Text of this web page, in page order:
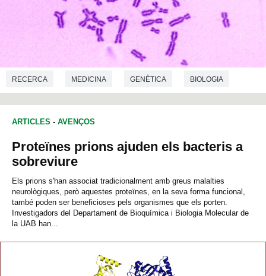
RECERCA MEDICINA GENÈTICA BIOLOGIA
ARTICLES - AVENÇOS
Proteïnes prions ajuden els bacteris a
sobreviure
Els prions s'han associat tradicionalment amb greus malalties
neurològiques, però aquestes proteïnes, en la seva forma funcional,
també poden ser beneficioses pels organismes que els porten.
Investigadors del Departament de Bioquímica i Biologia Molecular de
la UAB han...